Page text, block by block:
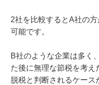
2社を比較するとA社の
可能です。
B社のような企業は多く
た後に無理な節税を考
脱税と判断されるケース